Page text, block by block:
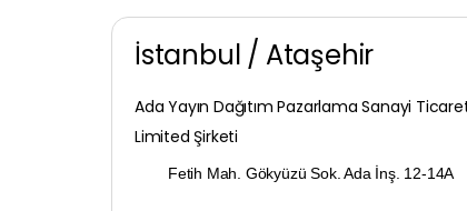
İstanbul / Ataşehir
Ada Yayın Dağıtım Pazarlama Sanayi
Limited Şirketi
Fetih Mah. Gökyüzü Sok. Ada İnş. 12-14A